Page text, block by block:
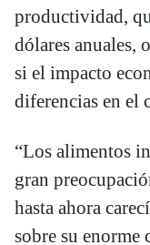
productividad,
dólares anuales,
si el impacto
diferencias en el
“Los alimentos
gran
hasta ahora
sobre su enorme